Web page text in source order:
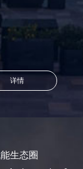
详情
生态圈